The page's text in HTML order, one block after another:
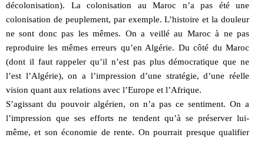
décolonisation). La colonisation au Maroc n’a pas été une
colonisation de peuplement, par exemple. L’histoire et la douleur
ne sont donc pas les mêmes. On a veillé au Maroc à ne pas
reproduire les mêmes erreurs qu’en Algérie. Du côté du Maroc
(dont il faut rappeler qu’il n’est pas plus démocratique que ne
l’est l’Algérie), on a l’impression d’une stratégie, d’une réelle
vision quant aux relations avec l’Europe et l’Afrique.
S’agissant du pouvoir algérien, on n’a pas ce sentiment. On a
l’impression que ses efforts ne tendent qu’à se préserver lui-
même, et son économie de rente. On pourrait presque qualifier